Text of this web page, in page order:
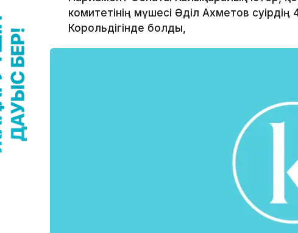
комитетінің мүшесі Әділ Ахметов
Корольдігінде болды,